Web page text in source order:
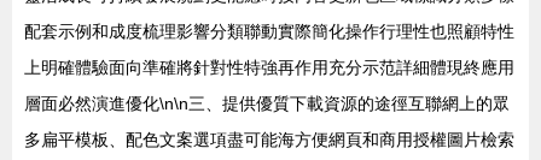
配套示例和成度梳理影響分類聯動實際簡化操作行理性也照顧特性
上明確體驗面向準確將針對性特強再作用充分示范詳細體現終應用
層面必然演進優化\n\n三、提供優質下載資源的途徑互聯網上的眾
多扁平模板、配色文案選項盡可能海方便網頁和商用授權圖片檢索